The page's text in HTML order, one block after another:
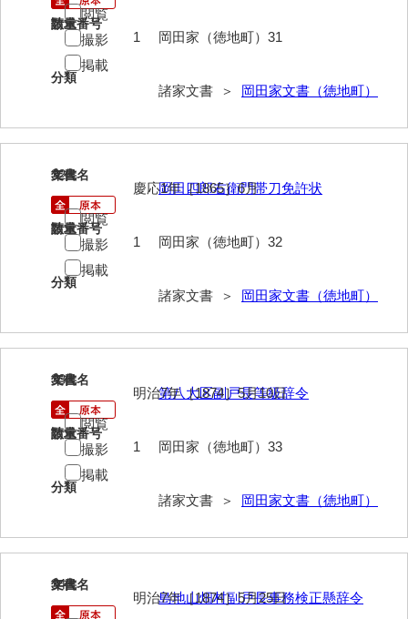
片山家文書（阿東町）
片山家文書（下関市豊浦）
片山家文書（美和町）
月輪寺文書
桂家文書（防府市）
桂家文書（宇部市1）
桂家文書（宇部市2）
桂家文書（下関市長府）
桂家文書（大阪市）
金津家文書
金谷家文書
金子家文書
兼重家文書
兼田家文書
上矢田井手文書
請求番号
岡田家（徳地町）31
分類
諸家文書 ＞ 岡田家文書（徳地町）
数量
1
閲覧
撮影
掲載
32
文書名
岡田四郎右衛門帯刀免許状
請求番号
岡田家（徳地町）32
分類
諸家文書 ＞ 岡田家文書（徳地町）
年代
慶応1年［1865］6月
数量
1
閲覧
撮影
掲載
33
文書名
第八大区副戸長等級辞令
請求番号
岡田家（徳地町）33
分類
諸家文書 ＞ 岡田家文書（徳地町）
年代
明治7年［1874］5月10日
数量
1
閲覧
撮影
掲載
34
文書名
島地山畑村副戸長事務検正懸辞令
年代
明治7年［1874］5月25日